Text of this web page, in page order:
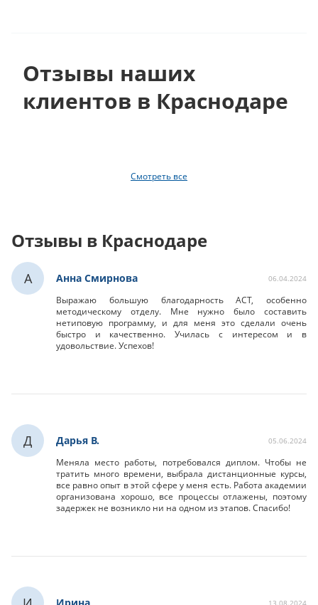
Отзывы наших
клиентов в Краснодаре
Смотреть все
Отзывы в Краснодаре
А Анна Смирнова 06.04.2024
Выражаю большую благодарность АСТ, особенно
методическому отделу. Мне нужно было составить
нетиповую программу, и для меня это сделали очень
быстро и качественно. Училась с интересом и в
удовольствие. Успехов!
Д Дарья В. 05.06.2024
Меняла место работы, потребовался диплом. Чтобы не
тратить много времени, выбрала дистанционные курсы,
все равно опыт в этой сфере у меня есть. Работа академии
организована хорошо, все процессы отлажены, поэтому
задержек не возникло ни на одном из этапов. Спасибо!
13.08.2024